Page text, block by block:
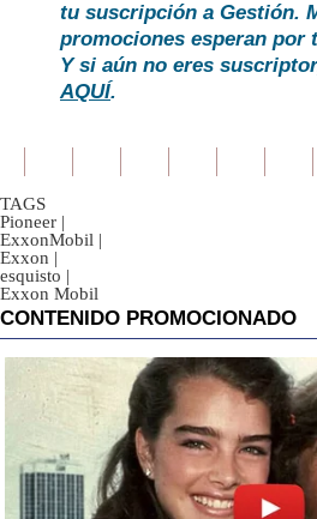
tu suscripción a Gestión.
promociones esperan por
Y si aún no eres
AQUÍ.
TAGS
Pioneer |
ExxonMobil |
Exxon |
esquisto |
Exxon Mobil